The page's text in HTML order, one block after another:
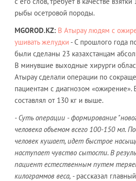
рыбы осетровой породы.
MGOROD.KZ: В Атырау людям с
ушивать желудки - С прошлого года
были сделаны 23 казахстанцам
В минувшие выходные хирурги
Атырау сделали операции по
пациентам с диагнозом «ожирение».
составлял от 130 кг и выше.
- Суть операции - формирование
человека объемом всего 100-150 мл.
человек кушает, идет быстрое
наступает чувство сытости. В
пациент естественным путем
килограммов веса, - рассказал